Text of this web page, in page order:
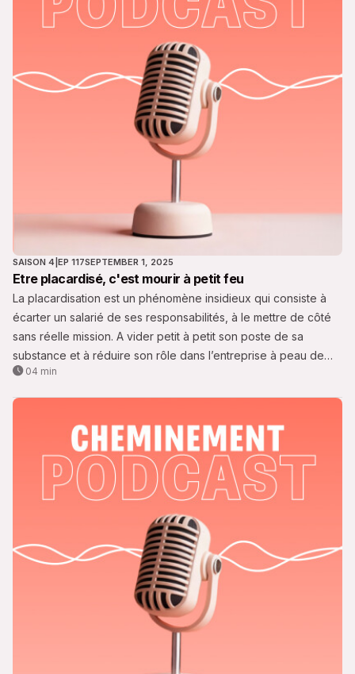
SAISON 4 EP 117SEPTEMBER 1, 2025
Etre placardisé, c'est mourir à petit feu
La placardisation est un phénomène insidieux qui consiste à
écarter un salarié de ses responsabilités, à le mettre de côté
sans réelle mission. A vider petit à petit son poste de sa
substance et à réduire son rôle dans l’entreprise à peau de
chagrin. Nous vous en parlons aujourd'hui dans cette nouvelle
04 min